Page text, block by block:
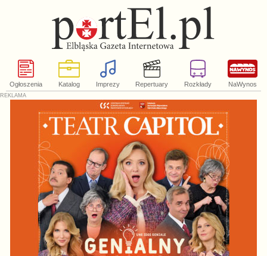
Ogłoszenia Katalog Imprezy Repertuary Rozkłady NaWynos